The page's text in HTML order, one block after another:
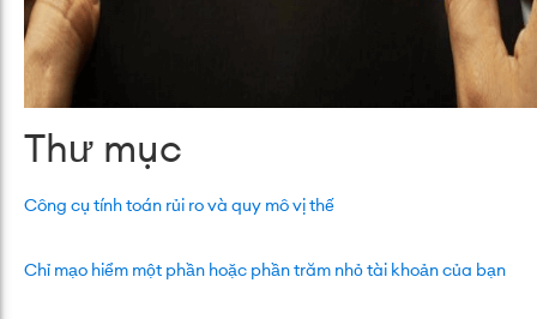
Thư mục
Công cụ tính toán rủi ro và quy mô vị thế
Chỉ mạo hiểm một phần hoặc phần trăm nhỏ tài khoản của bạn